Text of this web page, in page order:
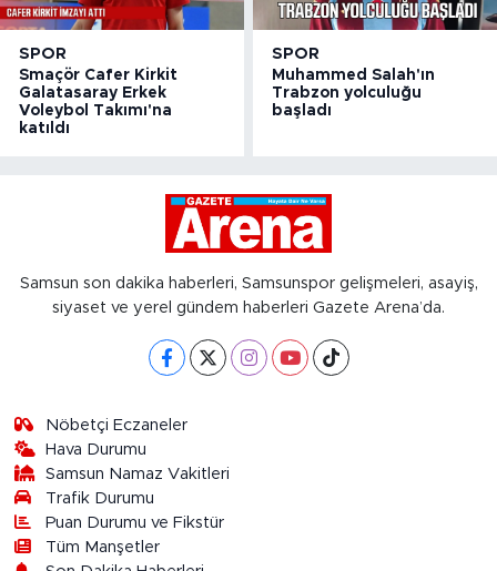
SPOR
Smaçör Cafer Kirkit
Galatasaray Erkek
Voleybol Takımı'na
katıldı
SPOR
Muhammed Salah'ın
Trabzon yolculuğu
başladı
Samsun son dakika haberleri, Samsunspor gelişmeleri, asayiş,
siyaset ve yerel gündem haberleri Gazete Arena’da.
Nöbetçi Eczaneler
Hava Durumu
Samsun Namaz Vakitleri
Trafik Durumu
Puan Durumu ve Fikstür
Tüm Manşetler